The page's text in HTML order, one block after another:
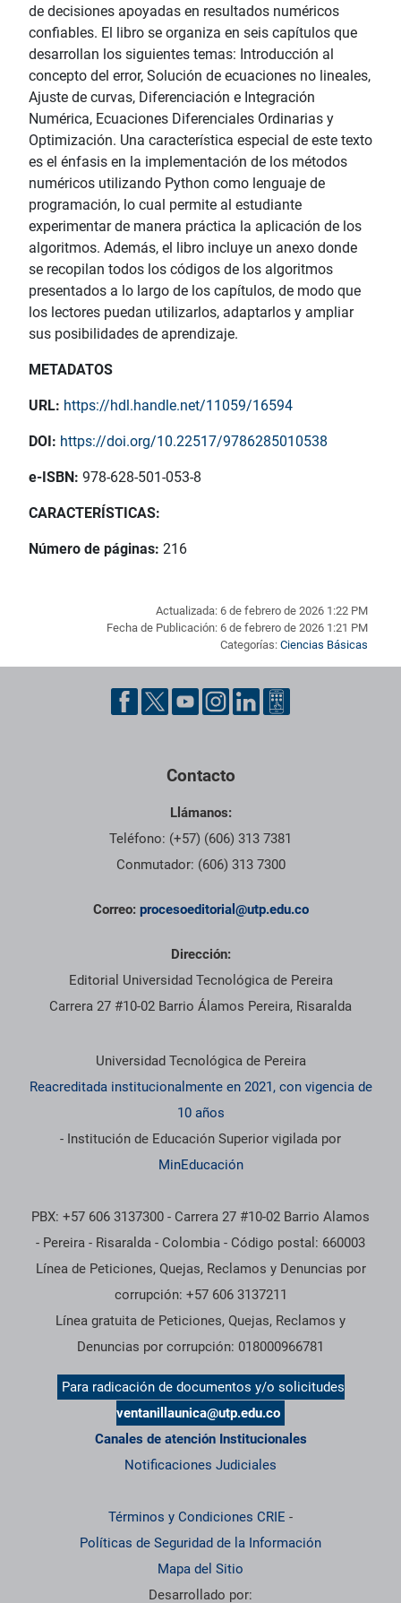
de decisiones apoyadas en resultados numéricos
confiables. El libro se organiza en seis capítulos que
desarrollan los siguientes temas: Introducción al
concepto del error, Solución de ecuaciones no lineales,
Ajuste de curvas, Diferenciación e Integración
Numérica, Ecuaciones Diferenciales Ordinarias y
Optimización. Una característica especial de este texto
es el énfasis en la implementación de los métodos
numéricos utilizando Python como lenguaje de
programación, lo cual permite al estudiante
experimentar de manera práctica la aplicación de los
algoritmos. Además, el libro incluye un anexo donde
se recopilan todos los códigos de los algoritmos
presentados a lo largo de los capítulos, de modo que
los lectores puedan utilizarlos, adaptarlos y ampliar
sus posibilidades de aprendizaje.
METADATOS
URL: https://hdl.handle.net/11059/16594
DOI: https://doi.org/10.22517/9786285010538
e-ISBN: 978-628-501-053-8
CARACTERÍSTICAS:
Número de páginas: 216
Actualizada: 6 de febrero de 2026 1:22 PM
Fecha de Publicación: 6 de febrero de 2026 1:21 PM
Categorías: Ciencias Básicas
Pie de página con información de contacto, redes sociales y
Contacto
Llámanos:
Teléfono: (+57) (606) 313 7381
Conmutador: (606) 313 7300
Correo: procesoeditorial@utp.edu.co
Dirección:
Editorial Universidad Tecnológica de Pereira
Carrera 27 #10-02 Barrio Álamos Pereira, Risaralda
Información institucional
Universidad Tecnológica de Pereira
Reacreditada institucionalmente en 2021, con vigencia de
10 años
- Institución de Educación Superior vigilada por
MinEducación
PBX: +57 606 3137300 - Carrera 27 #10-02 Barrio Alamos
- Pereira - Risaralda - Colombia - Código postal: 660003
Línea de Peticiones, Quejas, Reclamos y Denuncias por
corrupción: +57 606 3137211
Línea gratuita de Peticiones, Quejas, Reclamos y
Denuncias por corrupción: 018000966781
Para radicación de documentos y/o solicitudes
ventanillaunica@utp.edu.co
Canales de atención Institucionales
Notificaciones Judiciales
Términos y Condiciones CRIE -
Políticas de Seguridad de la Información
Mapa del Sitio
Desarrollado por: